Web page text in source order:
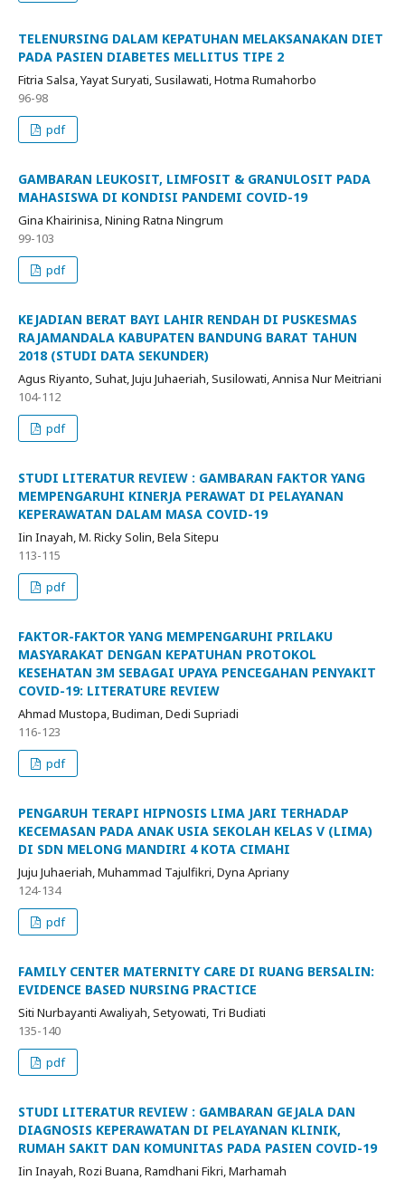
TELENURSING DALAM KEPATUHAN MELAKSANAKAN DIET
PADA PASIEN DIABETES MELLITUS TIPE 2
Fitria Salsa, Yayat Suryati, Susilawati, Hotma Rumahorbo
96-98
pdf
GAMBARAN LEUKOSIT, LIMFOSIT & GRANULOSIT PADA
MAHASISWA DI KONDISI PANDEMI COVID-19
Gina Khairinisa, Nining Ratna Ningrum
99-103
pdf
KEJADIAN BERAT BAYI LAHIR RENDAH DI PUSKESMAS
RAJAMANDALA KABUPATEN BANDUNG BARAT TAHUN
2018 (STUDI DATA SEKUNDER)
Agus Riyanto, Suhat, Juju Juhaeriah, Susilowati, Annisa Nur Meitriani
104-112
pdf
STUDI LITERATUR REVIEW : GAMBARAN FAKTOR YANG
MEMPENGARUHI KINERJA PERAWAT DI PELAYANAN
KEPERAWATAN DALAM MASA COVID-19
Iin Inayah, M. Ricky Solin, Bela Sitepu
113-115
pdf
FAKTOR-FAKTOR YANG MEMPENGARUHI PRILAKU
MASYARAKAT DENGAN KEPATUHAN PROTOKOL
KESEHATAN 3M SEBAGAI UPAYA PENCEGAHAN PENYAKIT
COVID-19: LITERATURE REVIEW
Ahmad Mustopa, Budiman, Dedi Supriadi
116-123
pdf
PENGARUH TERAPI HIPNOSIS LIMA JARI TERHADAP
KECEMASAN PADA ANAK USIA SEKOLAH KELAS V (LIMA)
DI SDN MELONG MANDIRI 4 KOTA CIMAHI
Juju Juhaeriah, Muhammad Tajulfikri, Dyna Apriany
124-134
pdf
FAMILY CENTER MATERNITY CARE DI RUANG BERSALIN:
EVIDENCE BASED NURSING PRACTICE
Siti Nurbayanti Awaliyah, Setyowati, Tri Budiati
135-140
pdf
STUDI LITERATUR REVIEW : GAMBARAN GEJALA DAN
DIAGNOSIS KEPERAWATAN DI PELAYANAN KLINIK,
RUMAH SAKIT DAN KOMUNITAS PADA PASIEN COVID-19
Iin Inayah, Rozi Buana, Ramdhani Fikri, Marhamah